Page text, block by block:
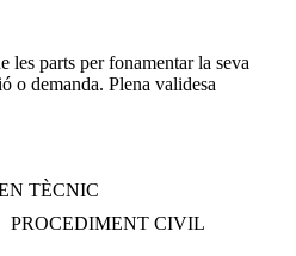
les parts per fonamentar la seva
o demanda. Plena validesa
TÈCNIC
PROCEDIMENT CIVIL